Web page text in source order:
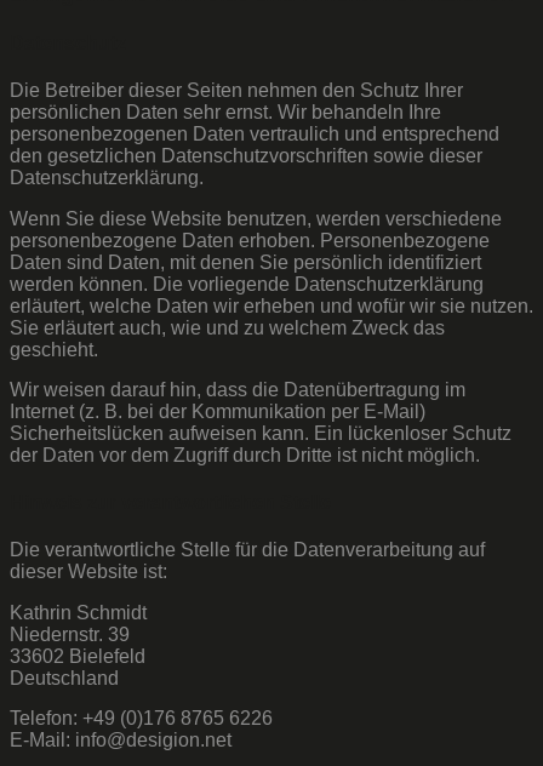
Die Betreiber dieser Seiten nehmen den Schutz Ihrer
persönlichen Daten sehr ernst. Wir behandeln Ihre
personenbezogenen Daten vertraulich und entsprechend
den gesetzlichen Datenschutzvorschriften sowie dieser
Datenschutzerklärung.
Wenn Sie diese Website benutzen, werden verschiedene
personenbezogene Daten erhoben. Personenbezogene
Daten sind Daten, mit denen Sie persönlich identifiziert
werden können. Die vorliegende Datenschutzerklärung
erläutert, welche Daten wir erheben und wofür wir sie nutzen.
Sie erläutert auch, wie und zu welchem Zweck das
geschieht.
Wir weisen darauf hin, dass die Datenübertragung im
Internet (z. B. bei der Kommunikation per E-Mail)
Sicherheitslücken aufweisen kann. Ein lückenloser Schutz
der Daten vor dem Zugriff durch Dritte ist nicht möglich.
Die verantwortliche Stelle für die Datenverarbeitung auf
dieser Website ist:
Kathrin Schmidt
Niedernstr. 39
33602 Bielefeld
Deutschland
Telefon: +49 (0)176 8765 6226
E-Mail: info@desigion.net